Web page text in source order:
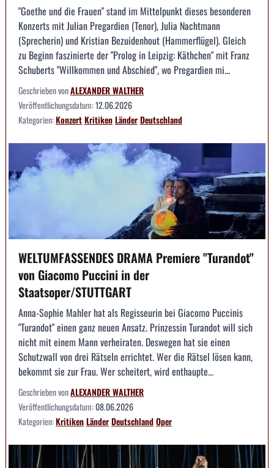
"Goethe und die Frauen" stand im Mittelpunkt dieses besonderen
Konzerts mit Julian Pregardien (Tenor), Julia Nachtmann
(Sprecherin) und Kristian Bezuidenhout (Hammerflügel). Gleich
zu Beginn faszinierte der "Prolog in Leipzig: Käthchen" mit Franz
Schuberts "Willkommen und Abschied", wo Pregardien mi...
Geschrieben vonALEXANDER WALTHER
Veröffentlichungsdatum:12.06.2026
Kategorien:KonzertKritikenLänderDeutschland
WELTUMFASSENDES DRAMA Premiere "Turandot"
von Giacomo Puccini in der
Staatsoper/STUTTGART
Anna-Sophie Mahler hat als Regisseurin bei Giacomo Puccinis
"Turandot" einen ganz neuen Ansatz. Prinzessin Turandot will sich
nicht mit einem Mann verheiraten. Deswegen hat sie einen
Schutzwall von drei Rätseln errichtet. Wer die Rätsel lösen kann,
bekommt sie zur Frau. Wer scheitert, wird enthaupte...
Geschrieben vonALEXANDER WALTHER
Veröffentlichungsdatum:08.06.2026
Kategorien:KritikenLänderDeutschlandOper